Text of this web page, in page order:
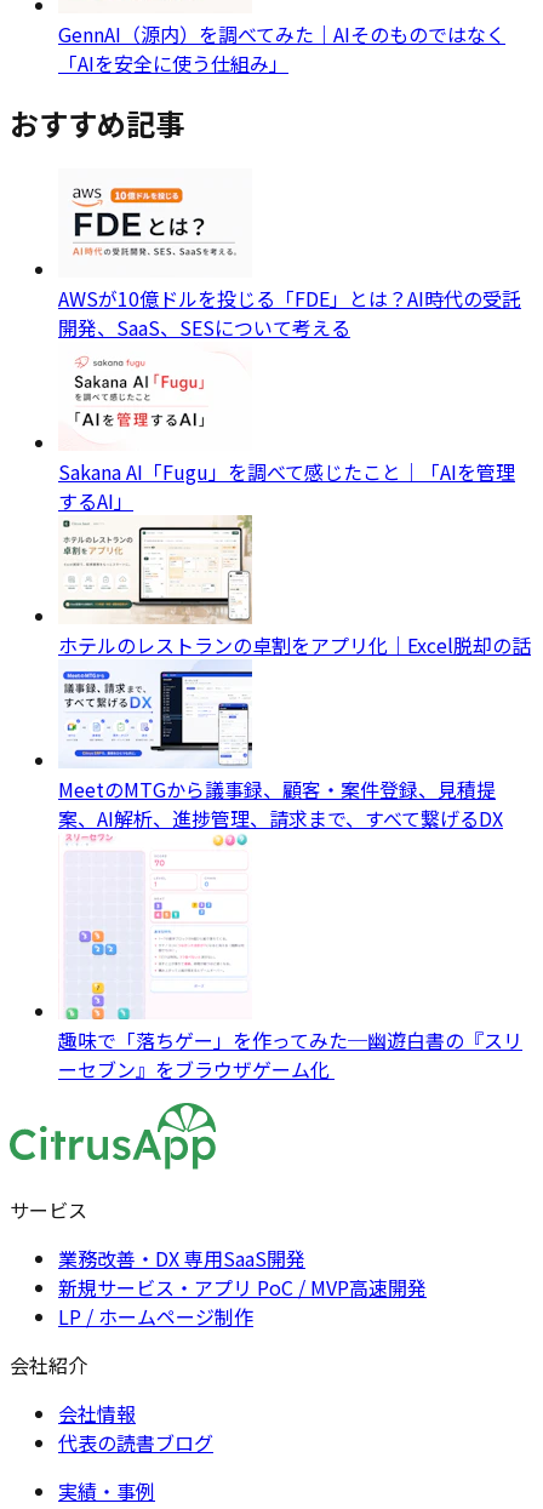
GennAI（源内）を調べてみた｜AIそのものではなく
「AIを安全に使う仕組み」
おすすめ記事
AWSが10億ドルを投じる「FDE」とは？AI時代の受託
開発、SaaS、SESについて考える
Sakana AI「Fugu」を調べて感じたこと｜「AIを管理
するAI」
ホテルのレストランの卓割をアプリ化｜Excel脱却の話
MeetのMTGから議事録、顧客・案件登録、見積提
案、AI解析、進捗管理、請求まで、すべて繋げるDX
趣味で「落ちゲー」を作ってみた─幽遊白書の『スリ
ーセブン』をブラウザゲーム化
サービス
業務改善・DX 専用SaaS開発
新規サービス・アプリ PoC / MVP高速開発
LP / ホームページ制作
会社紹介
会社情報
代表の読書ブログ
実績・事例